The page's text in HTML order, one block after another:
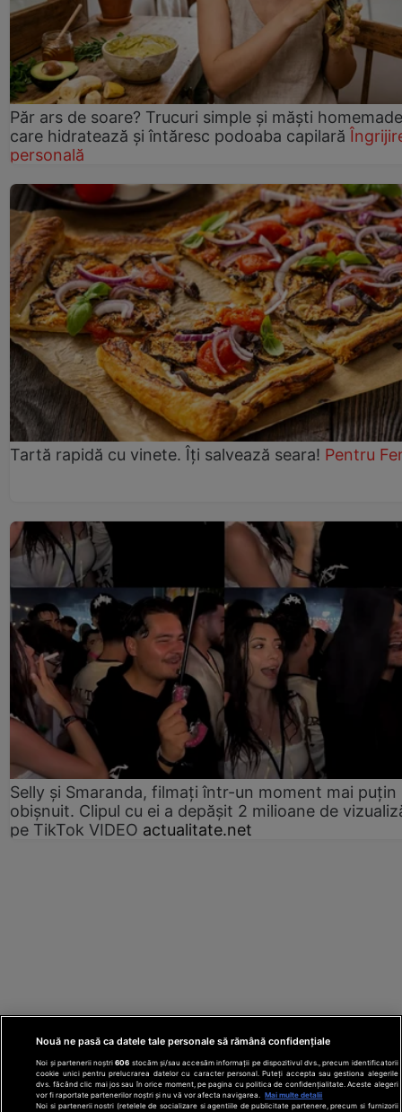
Păr ars de soare? Trucuri simple și măști homemade
care hidratează și întăresc podoaba capilară
personală
Tartă rapidă cu vinete. Îți salvează seara! Pentru
Selly și Smaranda, filmați într-un moment mai puțin
obișnuit. Clipul cu ei a depășit 2 milioane de
pe TikTok VIDEO actualitate.net
Nouă ne pasă ca datele tale personale să rămână confidențiale
Noi și partenerii noștri606 stocăm și/sau accesăm informații pe dispozitivul dvs., precum identificatorii
cookie unici pentru prelucrarea datelor cu caracter personal. Puteți accepta sau gestiona alegerile
dvs. făcând clic mai jos sau în orice moment, pe pagina cu politica de confidențialitate. Aceste alegeri
vor fi raportate partenerilor noștri și nu vă vor afecta navigarea.
Mai multe detalii
Noi si partenerii nostri (retelele de socializare si agentiile de publicitate partenere, precum si furnizorii